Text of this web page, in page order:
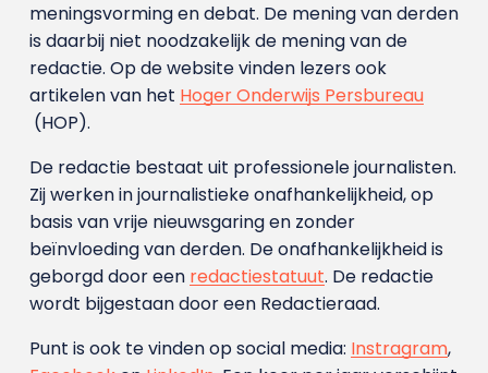
meningsvorming en debat. De mening van derden
is daarbij niet noodzakelijk de mening van de
redactie. Op de website vinden lezers ook
artikelen van het Hoger Onderwijs Persbureau
(HOP).
De redactie bestaat uit professionele journalisten.
Zij werken in journalistieke onafhankelijkheid, op
basis van vrije nieuwsgaring en zonder
beïnvloeding van derden. De onafhankelijkheid is
geborgd door een redactiestatuut. De redactie
wordt bijgestaan door een Redactieraad.
Punt is ook te vinden op social media: Instragram,